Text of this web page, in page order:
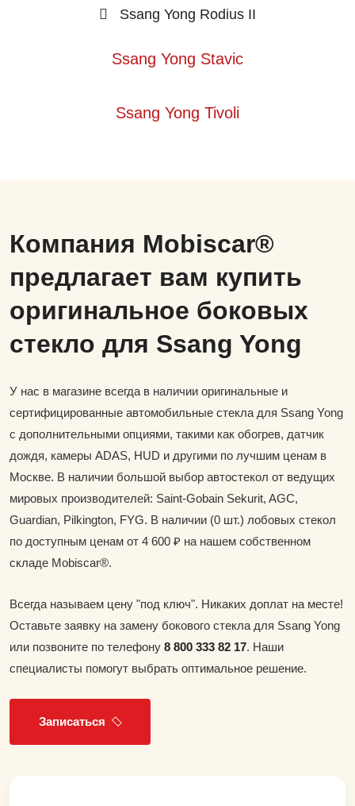
Ssang Yong Rodius II
Ssang Yong Stavic
Ssang Yong Tivoli
Компания Mobiscar®
предлагает вам купить
оригинальное боковых
стекло для Ssang Yong
У нас в магазине всегда в наличии оригинальные и
сертифицированные автомобильные стекла для Ssang Yong
с дополнительными опциями, такими как обогрев, датчик
дождя, камеры ADAS, HUD и другими по лучшим ценам в
Москве. В наличии большой выбор автостекол от ведущих
мировых производителей: Saint-Gobain Sekurit, AGC,
Guardian, Pilkington, FYG. В наличии (0 шт.) лобовых стекол
по доступным ценам от 4 600 ₽ на нашем собственном
складе Mobiscar®.
Всегда называем цену "под ключ". Никаких доплат на месте!
Оставьте заявку на замену бокового стекла для Ssang Yong
или позвоните по телефону 8 800 333 82 17. Наши
специалисты помогут выбрать оптимальное решение.
Записаться